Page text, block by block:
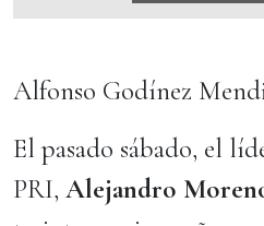
Alfonso Godínez
El pasado sábado, el
PRI, Alejandro